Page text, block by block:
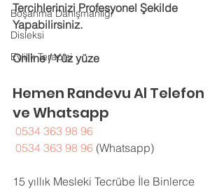
Boşanma Danışmanlığı
Disleksi
Evlilik Terapisi
Tercihlerinizi Profesyonel Şekilde
Yapabilirsiniz.
Online / Yüz yüze
Hemen Randevu Al Telefon
ve Whatsapp
0534 363 98 96
0534 363 98 96 (Whatsapp)
15 yıllık Mesleki Tecrübe İle Binlerce